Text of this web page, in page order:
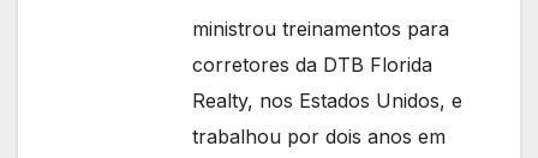
ministrou treinamentos para
corretores da DTB Florida
Realty, nos Estados Unidos, e
trabalhou por dois anos em